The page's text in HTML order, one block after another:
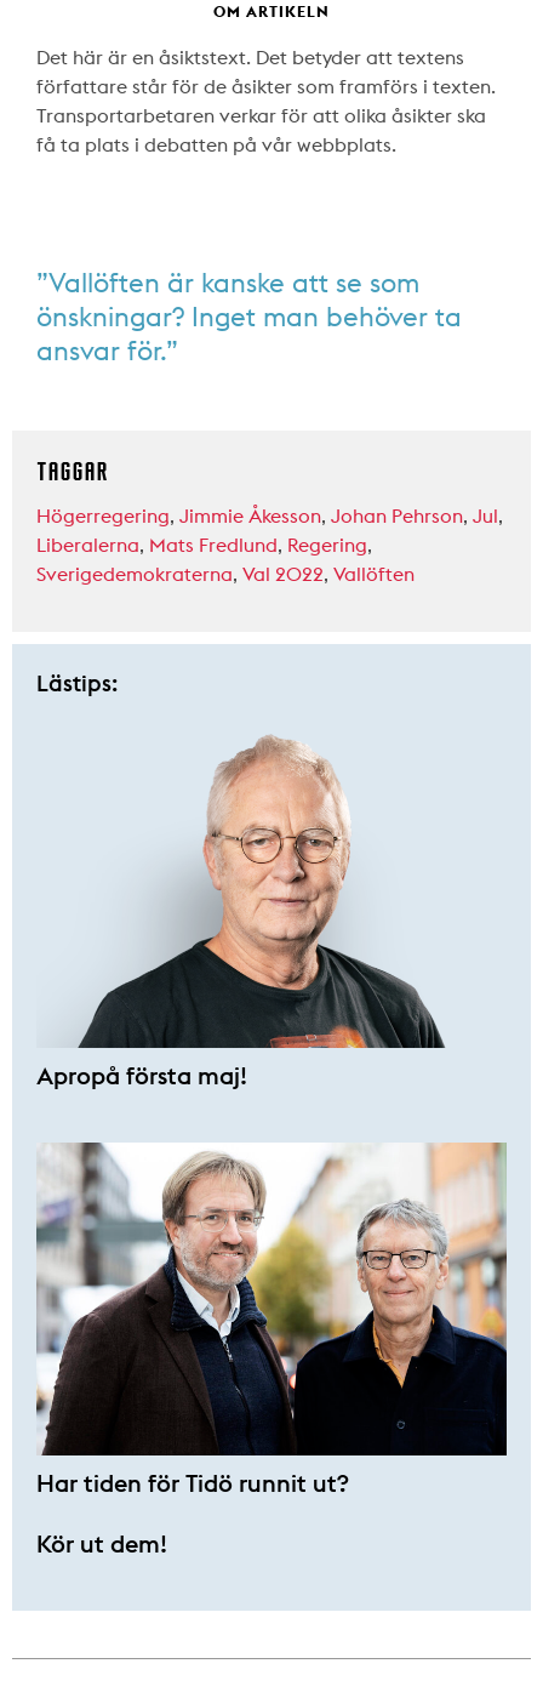
OM ARTIKELN
Det här är en åsiktstext. Det betyder att textens
författare står för de åsikter som framförs i texten.
Transportarbetaren verkar för att olika åsikter ska
få ta plats i debatten på vår webbplats.
”Vallöften är kanske att se som
önskningar? Inget man behöver ta
ansvar för.”
TAGGAR
Högerregering, Jimmie Åkesson, Johan Pehrson, Jul,
Liberalerna, Mats Fredlund, Regering,
Sverigedemokraterna, Val 2022, Vallöften
Lästips:
Apropå första maj!
Har tiden för Tidö runnit ut?
Kör ut dem!